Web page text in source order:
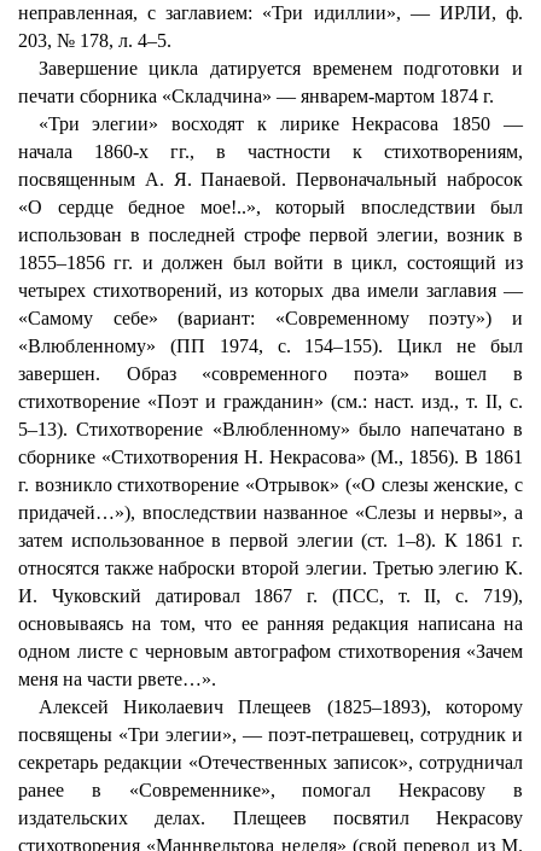
неправленная, с заглавием: «Три идиллии», — ИРЛИ, ф.
203, № 178, л. 4–5.
Завершение цикла датируется временем подготовки и
печати сборника «Складчина» — январем-мартом 1874 г.
«Три элегии» восходят к лирике Некрасова 1850 —
начала 1860-х гг., в частности к стихотворениям,
посвященным А. Я. Панаевой. Первоначальный набросок
«О сердце бедное мое!..», который впоследствии был
использован в последней строфе первой элегии, возник в
1855–1856 гг. и должен был войти в цикл, состоящий из
четырех стихотворений, из которых два имели заглавия —
«Самому себе» (вариант: «Современному поэту») и
«Влюбленному» (ПП 1974, с. 154–155). Цикл не был
завершен. Образ «современного поэта» вошел в
стихотворение «Поэт и гражданин» (см.: наст. изд., т. II, с.
5–13). Стихотворение «Влюбленному» было напечатано в
сборнике «Стихотворения Н. Некрасова» (М., 1856). В 1861
г. возникло стихотворение «Отрывок» («О слезы женские, с
придачей…»), впоследствии названное «Слезы и нервы», а
затем использованное в первой элегии (ст. 1–8). К 1861 г.
относятся также наброски второй элегии. Третью элегию К.
И. Чуковский датировал 1867 г. (ПСС, т. II, с. 719),
основываясь на том, что ее ранняя редакция написана на
одном листе с черновым автографом стихотворения «Зачем
меня на части рвете…».
Алексей Николаевич Плещеев (1825–1893), которому
посвящены «Три элегии», — поэт-петрашевец, сотрудник и
секретарь редакции «Отечественных записок», сотрудничал
ранее в «Современнике», помогал Некрасову в
издательских делах. Плещеев посвятил Некрасову
стихотворения «Маннвельтова неделя» (свой перевод из М.